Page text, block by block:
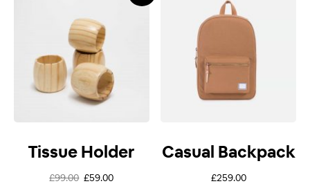
Tissue Holder
£99.00 £59.00
Casual Backpack
£259.00